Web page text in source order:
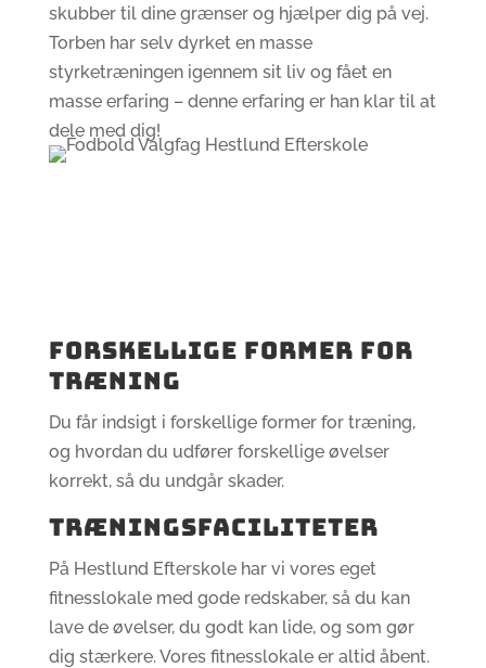
skubber til dine grænser og hjælper dig på vej.
Torben har selv dyrket en masse
styrketræningen igennem sit liv og fået en
masse erfaring – denne erfaring er han klar til at
dele med dig!
Forskellige former for
træning
Du får indsigt i forskellige former for træning,
og hvordan du udfører forskellige øvelser
korrekt, så du undgår skader.
Træningsfaciliteter
På Hestlund Efterskole har vi vores eget
fitnesslokale med gode redskaber, så du kan
lave de øvelser, du godt kan lide, og som gør
dig stærkere. Vores fitnesslokale er altid åbent.